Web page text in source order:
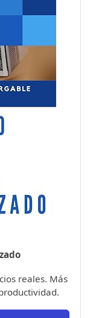
reales. Más